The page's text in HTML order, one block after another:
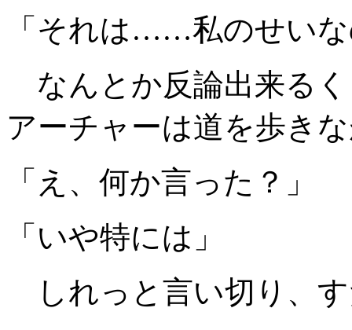
「それは……私のせい
なんとか反論出来る
アーチャーは道を歩き
「え、何か言った？」
「いや特には」
しれっと言い切り、